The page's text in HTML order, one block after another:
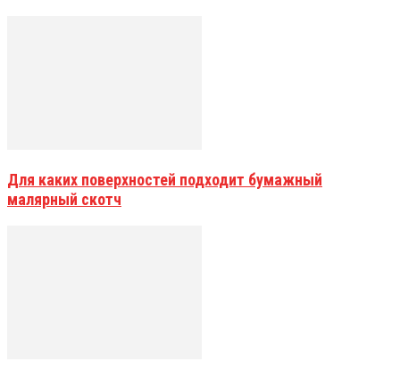
Для каких поверхностей подходит бумажный
малярный скотч